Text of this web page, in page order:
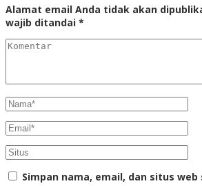
Alamat email Anda tidak akan
wajib ditandai *
Simpan nama, email, dan situs web